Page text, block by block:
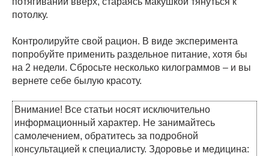
потолку.
Контролируйте свой рацион. В виде эксперимента
попробуйте применить раздельное питание, хотя бы
на 2 недели. Сбросьте несколько килограммов – и вы
вернете себе былую красоту.
Внимание! Все статьи носят исключительно
информационный характер. Не занимайтесь
самолечением, обратитесь за подробной
консультацией к специалисту. Здоровье и медицина: